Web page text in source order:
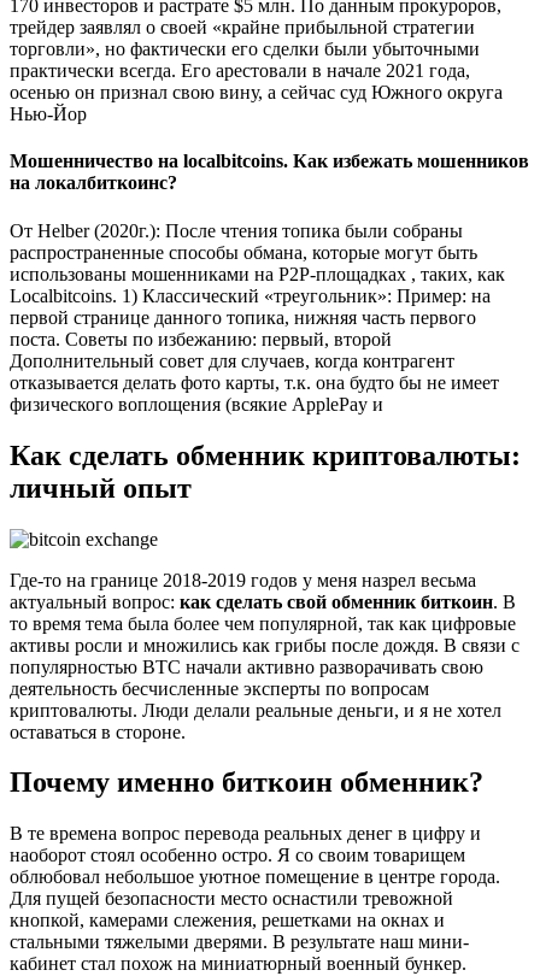
170 инвесторов и растрате $5 млн. По данным прокуроров,
трейдер заявлял о своей «крайне прибыльной стратегии
торговли», но фактически его сделки были убыточными
практически всегда. Его арестовали в начале 2021 года,
осенью он признал свою вину, а сейчас суд Южного округа
Нью-Йор
Мошенничество на localbitcoins. Как избежать мошенников
на локалбиткоинс?
От Helber (2020г.): После чтения топика были собраны
распространенные способы обмана, которые могут быть
использованы мошенниками на P2P-площадках , таких, как
Localbitcoins. 1) Классический «треугольник»: Пример: на
первой странице данного топика, нижняя часть первого
поста. Советы по избежанию: первый, второй
Дополнительный совет для случаев, когда контрагент
отказывается делать фото карты, т.к. она будто бы не имеет
физического воплощения (всякие ApplePay и
Как сделать обменник криптовалюты:
личный опыт
Где-то на границе 2018-2019 годов у меня назрел весьма
актуальный вопрос: как сделать свой обменник биткоин. В
то время тема была более чем популярной, так как цифровые
активы росли и множились как грибы после дождя. В связи с
популярностью BTC начали активно разворачивать свою
деятельность бесчисленные эксперты по вопросам
криптовалюты. Люди делали реальные деньги, и я не хотел
оставаться в стороне.
Почему именно биткоин обменник?
В те времена вопрос перевода реальных денег в цифру и
наоборот стоял особенно остро. Я со своим товарищем
облюбовал небольшое уютное помещение в центре города.
Для пущей безопасности место оснастили тревожной
кнопкой, камерами слежения, решетками на окнах и
стальными тяжелыми дверями. В результате наш мини-
кабинет стал похож на миниатюрный военный бункер.